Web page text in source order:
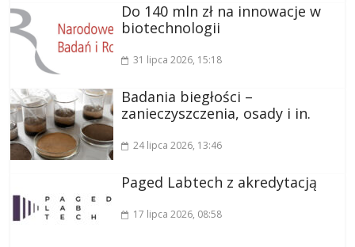
Do 140 mln zł na innowacje w
biotechnologii
31 lipca 2026, 15:18
Badania biegłości –
zanieczyszczenia, osady i in.
24 lipca 2026, 13:46
Paged Labtech z akredytacją
17 lipca 2026, 08:58